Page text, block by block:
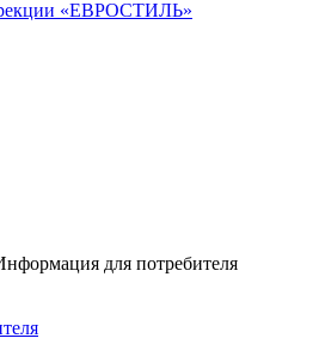
для потребителя